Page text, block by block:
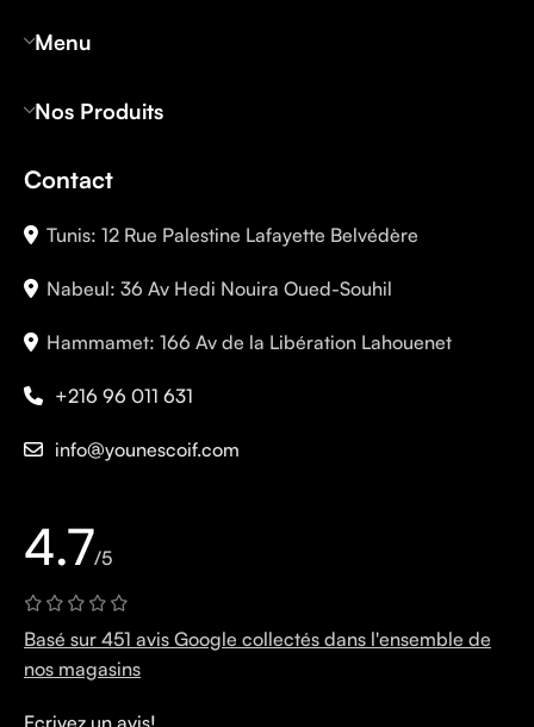
Menu
Nos Produits
Contact
Tunis: 12 Rue Palestine Lafayette Belvédère
Nabeul: 36 Av Hedi Nouira Oued-Souhil
Hammamet: 166 Av de la Libération Lahouenet
+216 96 011 631
info@younescoif.com
4.7/5
Basé sur 451 avis Google collectés dans l'ensemble de
nos magasins
Ecrivez un avis!